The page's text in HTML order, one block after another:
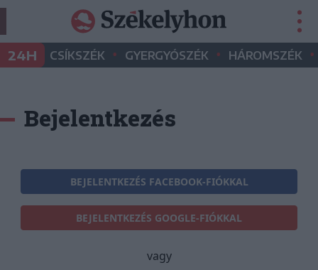
24H CSÍKSZÉK • GYERGYÓSZÉK • HÁROMSZÉK •
Bejelentkezés
BEJELENTKEZÉS FACEBOOK-FIÓKKAL
BEJELENTKEZÉS GOOGLE-FIÓKKAL
vagy